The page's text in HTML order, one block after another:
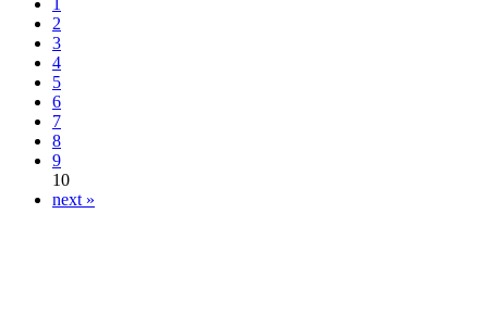
1
2
3
4
5
6
7
8
9
10
next »